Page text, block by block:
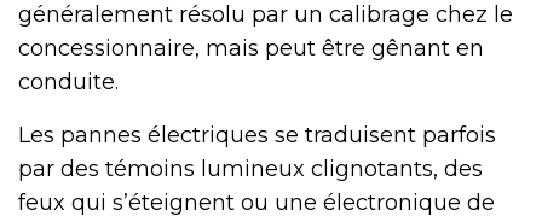
généralement résolu par un calibrage chez le
concessionnaire, mais peut être gênant en
conduite.
Les pannes électriques se traduisent parfois
par des témoins lumineux clignotants, des
feux qui s’éteignent ou une électronique de